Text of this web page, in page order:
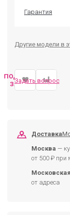
Гарантия
Другие модели в
ПОДОБРАТЬ
ЗАМЕНУ
Задать вопрос
Доставка
Москва —
от 500 ₽
от адреса